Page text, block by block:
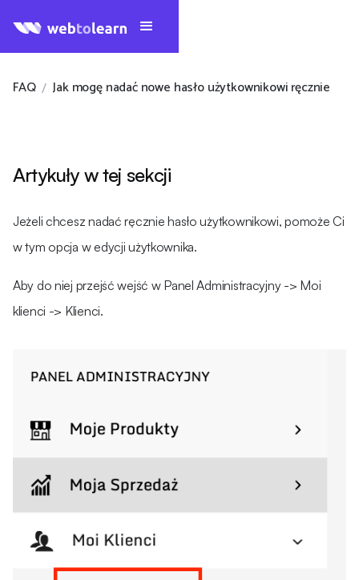
FAQ / Jak mogę nadać nowe hasło użytkownikowi ręcznie
Artykuły w tej sekcji
Jeżeli chcesz nadać ręcznie hasło użytkownikowi, pomoże Ci
w tym opcja w edycji użytkownika.
Aby do niej przejść wejść w Panel Administracyjny -> Moi
klienci -> Klienci.